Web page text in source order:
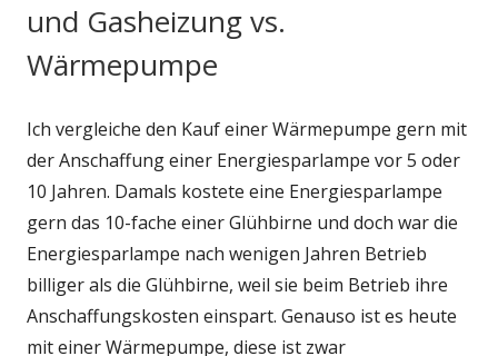
und Gasheizung vs.
Wärmepumpe
Ich vergleiche den Kauf einer Wärmepumpe gern mit
der Anschaffung einer Energiesparlampe vor 5 oder
10 Jahren. Damals kostete eine Energiesparlampe
gern das 10-fache einer Glühbirne und doch war die
Energiesparlampe nach wenigen Jahren Betrieb
billiger als die Glühbirne, weil sie beim Betrieb ihre
Anschaffungskosten einspart. Genauso ist es heute
mit einer Wärmepumpe, diese ist zwar